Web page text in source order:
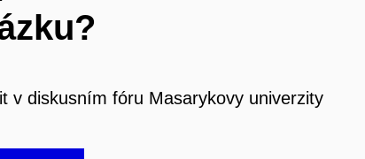
v diskusním fóru Masarykovy univerzity